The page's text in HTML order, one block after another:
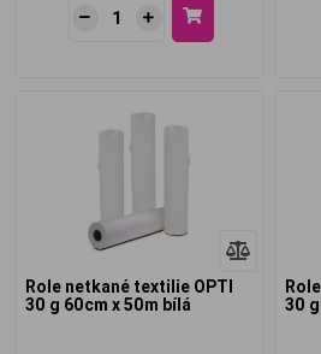
Role netkané textilie OPTI
30 g 60cm x 50m bílá
30